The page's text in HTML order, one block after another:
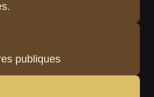
publiques